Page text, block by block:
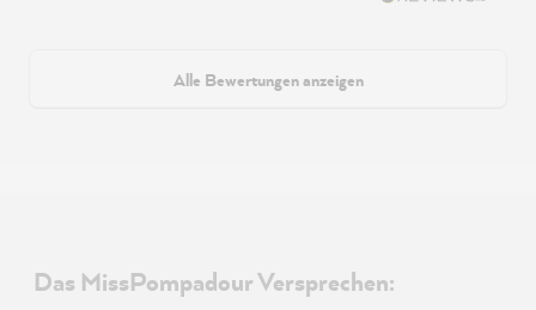
Alle Bewertungen anzeigen
Das MissPompadour Versprechen: